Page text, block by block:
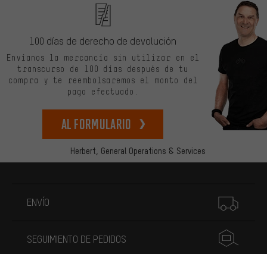
Herbert, General Operations & Services
100 días de derecho de devolución
Envíanos la mercancía sin utilizar en el
transcurso de 100 días después de tu
compra y te reembolsaremos el monto del
pago efectuado.
Al formulario
ENVÍO
SEGUIMIENTO DE PEDIDOS